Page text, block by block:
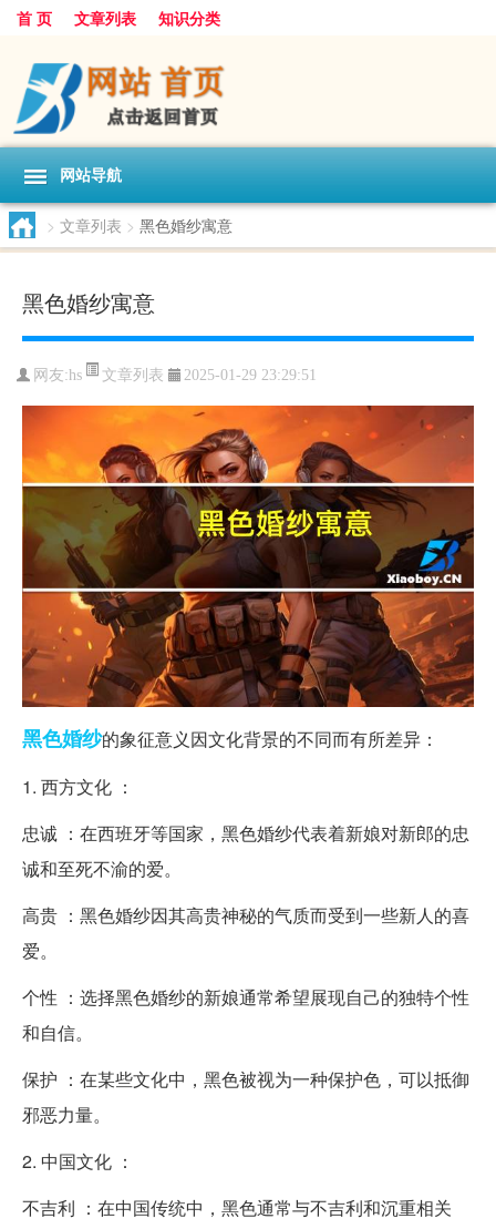
首 页 文章列表 知识分类
网站导航
> 文章列表 > 黑色婚纱寓意
黑色婚纱寓意
网友:hs 文章列表 2025-01-29 23:29:51
黑色婚纱的象征意义因文化背景的不同而有所差异：
1. 西方文化 ：
忠诚 ：在西班牙等国家，黑色婚纱代表着新娘对新郎的忠
诚和至死不渝的爱。
高贵 ：黑色婚纱因其高贵神秘的气质而受到一些新人的喜
爱。
个性 ：选择黑色婚纱的新娘通常希望展现自己的独特个性
和自信。
保护 ：在某些文化中，黑色被视为一种保护色，可以抵御
邪恶力量。
2. 中国文化 ：
不吉利 ：在中国传统中，黑色通常与不吉利和沉重相关